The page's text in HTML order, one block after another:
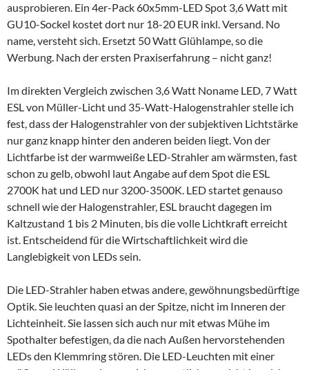
ausprobieren. Ein 4er-Pack 60x5mm-LED Spot 3,6 Watt mit
GU10-Sockel kostet dort nur 18-20 EUR inkl. Versand. No
name, versteht sich. Ersetzt 50 Watt Glühlampe, so die
Werbung. Nach der ersten Praxiserfahrung – nicht ganz!
Im direkten Vergleich zwischen 3,6 Watt Noname LED, 7 Watt
ESL von Müller-Licht und 35-Watt-Halogenstrahler stelle ich
fest, dass der Halogenstrahler von der subjektiven Lichtstärke
nur ganz knapp hinter den anderen beiden liegt. Von der
Lichtfarbe ist der warmweiße LED-Strahler am wärmsten, fast
schon zu gelb, obwohl laut Angabe auf dem Spot die ESL
2700K hat und LED nur 3200-3500K. LED startet genauso
schnell wie der Halogenstrahler, ESL braucht dagegen im
Kaltzustand 1 bis 2 Minuten, bis die volle Lichtkraft erreicht
ist. Entscheidend für die Wirtschaftlichkeit wird die
Langlebigkeit von LEDs sein.
Die LED-Strahler haben etwas andere, gewöhnungsbedürftige
Optik. Sie leuchten quasi an der Spitze, nicht im Inneren der
Lichteinheit. Sie lassen sich auch nur mit etwas Mühe im
Spothalter befestigen, da die nach Außen hervorstehenden
LEDs den Klemmring stören. Die LED-Leuchten mit einer